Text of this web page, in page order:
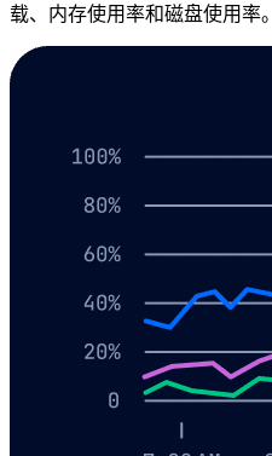
载、内存使用率和磁盘使用率。